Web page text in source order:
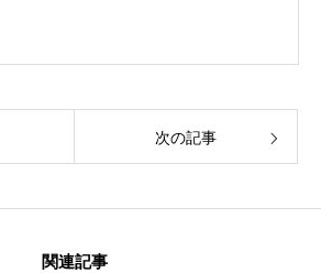
次の記事
関連記事